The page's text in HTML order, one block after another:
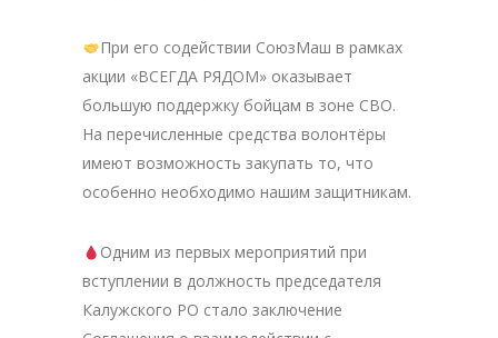
При его содействии СоюзМаш в рамках
акции «ВСЕГДА РЯДОМ» оказывает
большую поддержку бойцам в зоне СВО.
На перечисленные средства волонтёры
имеют возможность закупать то, что
особенно необходимо нашим защитникам.
Одним из первых мероприятий при
вступлении в должность председателя
Калужского РО стало заключение